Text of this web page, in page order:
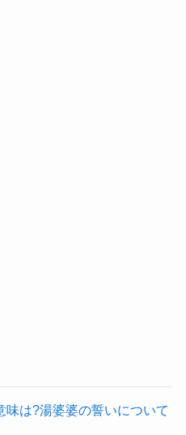
は?湯婆婆の誓いについて